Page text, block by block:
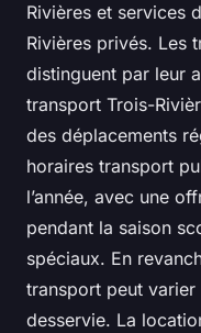
Rivières et services
Rivières privés. Les
distinguent par leur
transport Trois-
des déplacements
horaires transport
l’année, avec une
pendant la saison
spéciaux. En
transport peut varier
desservie. La